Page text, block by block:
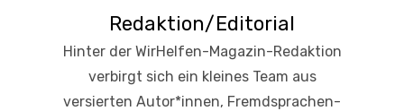
Redaktion/Editorial
Hinter der WirHelfen-Magazin-Redaktion
verbirgt sich ein kleines Team aus
versierten Autor*innen, Fremdsprachen-